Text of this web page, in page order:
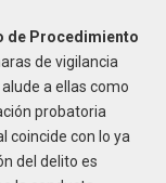
de Procedimiento
de vigilancia
a ellas como
probatoria
coincide con lo ya
del delito es